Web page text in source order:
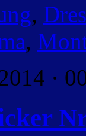
,
,
·